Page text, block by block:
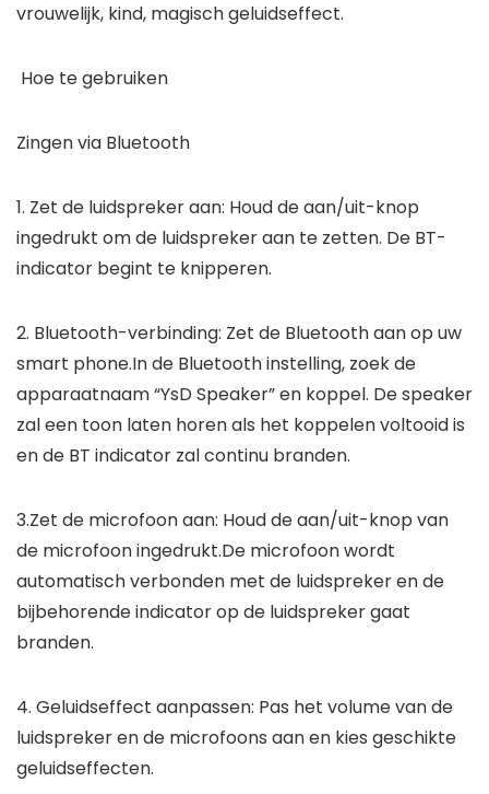
vrouwelijk, kind, magisch geluidseffect.
Hoe te gebruiken
Zingen via Bluetooth
1. Zet de luidspreker aan: Houd de aan/uit-knop
ingedrukt om de luidspreker aan te zetten. De BT-
indicator begint te knipperen.
2. Bluetooth-verbinding: Zet de Bluetooth aan op uw
smart phone.In de Bluetooth instelling, zoek de
apparaatnaam “YsD Speaker” en koppel. De speaker
zal een toon laten horen als het koppelen voltooid is
en de BT indicator zal continu branden.
3.Zet de microfoon aan: Houd de aan/uit-knop van
de microfoon ingedrukt.De microfoon wordt
automatisch verbonden met de luidspreker en de
bijbehorende indicator op de luidspreker gaat
branden.
4. Geluidseffect aanpassen: Pas het volume van de
luidspreker en de microfoons aan en kies geschikte
geluidseffecten.